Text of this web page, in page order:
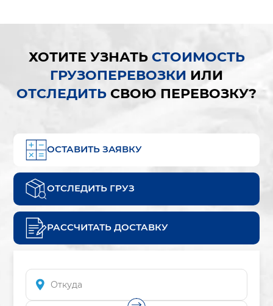
ХОТИТЕ УЗНАТЬ СТОИМОСТЬ
ГРУЗОПЕРЕВОЗКИ ИЛИ
ОТСЛЕДИТЬ СВОЮ ПЕРЕВОЗКУ?
ОСТАВИТЬ ЗАЯВКУ
ОТСЛЕДИТЬ ГРУЗ
РАССЧИТАТЬ ДОСТАВКУ